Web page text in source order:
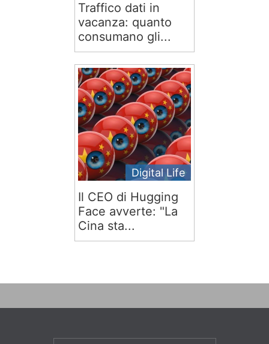
Traffico dati in
vacanza: quanto
consumano gli...
Digital Life
Il CEO di Hugging
Face avverte: "La
Cina sta...